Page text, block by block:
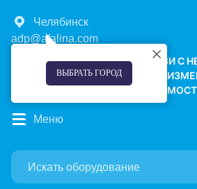
Челябинск
ВЫБРАТЬ ГОРОД
adp@afalina.com
УВАЖАЕМЫЕ КЛИЕНТЫ! В СВЯЗИ С
КУРСОМ ВАЛЮТ, ЦЕНЫ МОГУТ
УТОЧНЯТЬ АКТУАЛЬНУЮ
Меню